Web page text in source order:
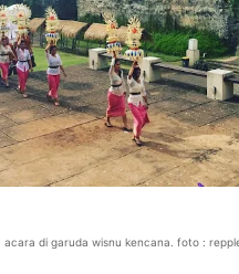
acara di garuda wisnu kencana. foto :